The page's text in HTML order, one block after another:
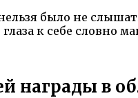
было не
к себе словно
в